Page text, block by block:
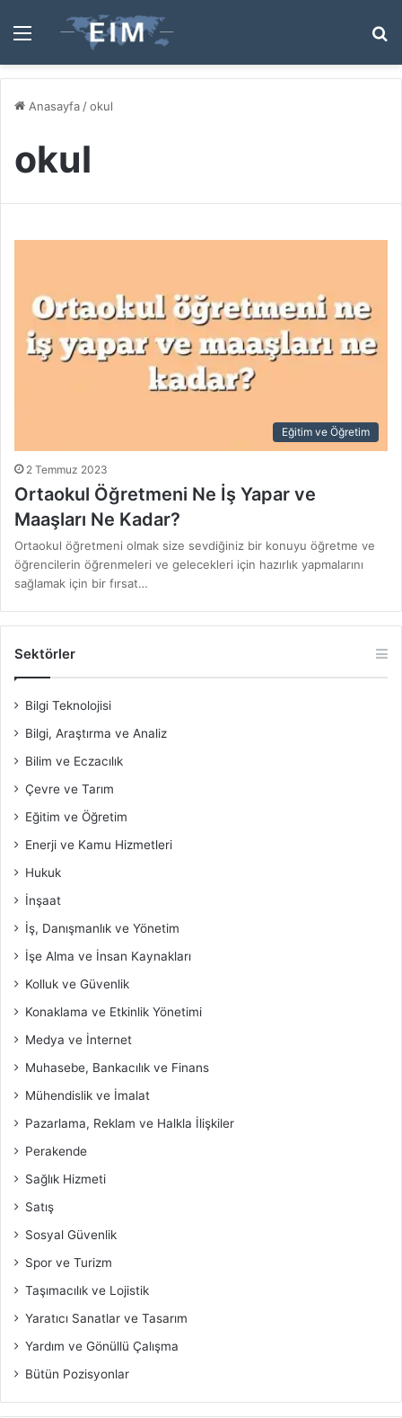
Menü
...
Anasayfa /okul
okul
Eğitim ve Öğretim
2 Temmuz 2023
Ortaokul Öğretmeni Ne İş Yapar ve
Maaşları Ne Kadar?
Ortaokul öğretmeni olmak size sevdiğiniz bir konuyu öğretme ve
öğrencilerin öğrenmeleri ve gelecekleri için hazırlık yapmalarını
sağlamak için bir fırsat…
Sektörler
Bilgi Teknolojisi
Bilgi, Araştırma ve Analiz
Bilim ve Eczacılık
Çevre ve Tarım
Eğitim ve Öğretim
Enerji ve Kamu Hizmetleri
Hukuk
İnşaat
İş, Danışmanlık ve Yönetim
İşe Alma ve İnsan Kaynakları
Kolluk ve Güvenlik
Konaklama ve Etkinlik Yönetimi
Medya ve İnternet
Muhasebe, Bankacılık ve Finans
Mühendislik ve İmalat
Pazarlama, Reklam ve Halkla İlişkiler
Perakende
Sağlık Hizmeti
Satış
Sosyal Güvenlik
Spor ve Turizm
Taşımacılık ve Lojistik
Yaratıcı Sanatlar ve Tasarım
Yardım ve Gönüllü Çalışma
Bütün Pozisyonlar